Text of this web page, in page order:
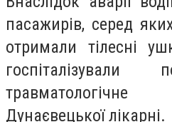
пасажирів, серед
отримали тілесні
Дунаєвецької лікарні.